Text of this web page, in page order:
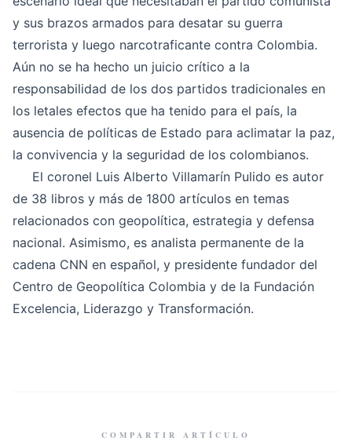
y sus brazos armados para desatar su guerra
terrorista y luego narcotraficante contra Colombia.
Aún no se ha hecho un juicio crítico a la
responsabilidad de los dos partidos tradicionales en
los letales efectos que ha tenido para el país, la
ausencia de políticas de Estado para aclimatar la paz,
la convivencia y la seguridad de los colombianos.
El coronel Luis Alberto Villamarín Pulido es autor
de 38 libros y más de 1800 artículos en temas
relacionados con geopolítica, estrategia y defensa
nacional. Asimismo, es analista permanente de la
cadena CNN en español, y presidente fundador del
Centro de Geopolítica Colombia y de la Fundación
Excelencia, Liderazgo y Transformación.
COMPARTIR ARTÍCULO